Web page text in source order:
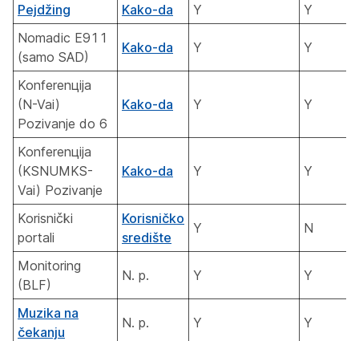
Pejdžing Kako-da Y
Y
Nomadic E911
(samo SAD)
Kako-da Y Y
Konferenцija
(N-Vai)
Pozivanje do 6
Kako-da Y Y
Konferenцija
(KSNUMKS-
Vai) Pozivanje
Kako-da Y Y
Korisnički
portali
Korisničko
središte
Y N
Monitoring
(BLF)
N. p. Y Y
Muzika na
čekanju
N. p. Y Y